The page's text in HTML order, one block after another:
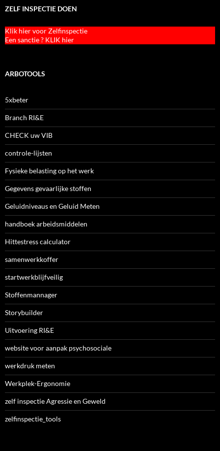
ZELF INSPECTIE DOEN
Klik hier voor Zelfinspectie
Een sanctie ? KLIK hier
ARBOTOOLS
5xbeter
Branch RI&E
CHECK uw VIB
controle-lijsten
Fysieke belasting op het werk
Gegevens gevaarlijke stoffen
Geluidniveaus en Geluid Meten
handboek arbeidsmiddelen
Hittestress calculator
samenwerkkoffer
startwerkblijfveilig
Stoffenmannager
Storybuilder
Uitvoering RI&E
website voor aanpak psychosociale
werkdruk meten
Werkplek-Ergonomie
zelf inspectie Agressie en Geweld
zelfinspectie_tools